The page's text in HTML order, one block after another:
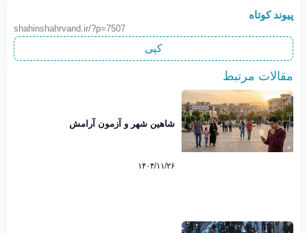
پیوند کوتاه
shahinshahrvand.ir/?p=7507
کپی
مقالات مرتبط
شاهین شهر و آزمون آرامش
۱۴۰۴/۱۱/۲۶